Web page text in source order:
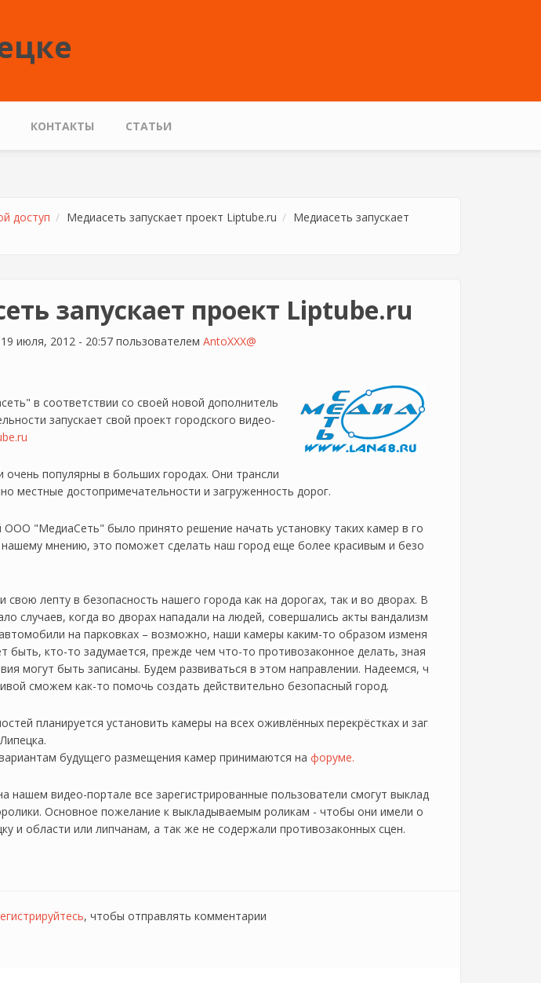
КОНТАКТЫ СТАТЬИ
доступ Медиасеть запускает проект Liptube.ru
Медиасеть запускает
запускает проект Liptube.ru
июля, 2012 - 20:57 пользователем AntoXXX@
в соответствии со своей новой дополнитель
запускает свой проект городского видео-
очень популярны в больших городах. Они трансли
местные достопримечательности и загруженность дорог.
"МедиаСеть" было принято решение начать установку таких камер в го
мнению, это поможет сделать наш город еще более красивым и безо
лепту в безопасность нашего города как на дорогах, так и во дворах. В
случаев, когда во дворах нападали на людей, совершались акты вандализм
на парковках – возможно, наши камеры каким-то образом изменя
быть, кто-то задумается, прежде чем что-то противозаконное делать, зная
могут быть записаны. Будем развиваться в этом направлении. Надеемся, ч
сможем как-то помочь создать действительно безопасный город.
планируется установить камеры на всех оживлённых перекрёстках и заг
будущего размещения камер принимаются на форуме.
нашем видео-портале все зарегистрированные пользователи смогут выклад
Основное пожелание к выкладываемым роликам - чтобы они имели о
и области или липчанам, а так же не содержали противозаконных сцен.
, чтобы отправлять комментарии